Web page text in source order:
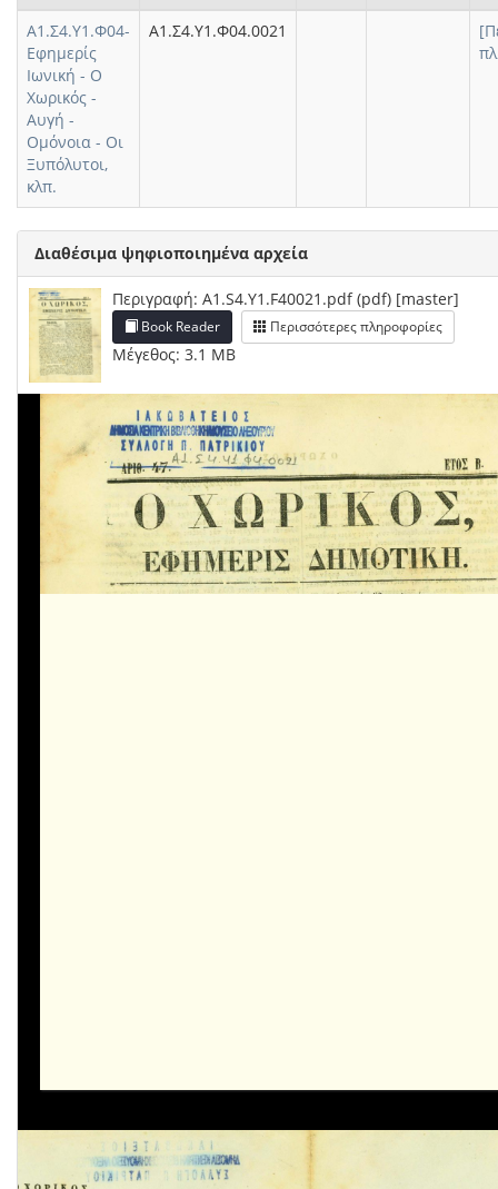
Α1.Σ4.Υ1.Φ04-
Εφημερίς
Ιωνική - Ο
Χωρικός -
Αυγή -
Ομόνοια - Οι
Ξυπόλυτοι,
κλπ.
Α1.Σ4.Υ1.Φ04.0021
Διαθέσιμα ψηφιοποιημένα αρχεία
Περιγραφή: A1.S4.Y1.F40021.pdf (pdf) [master]
Book Reader Περισσότερες πληροφορίες
Μέγεθος: 3.1 MB